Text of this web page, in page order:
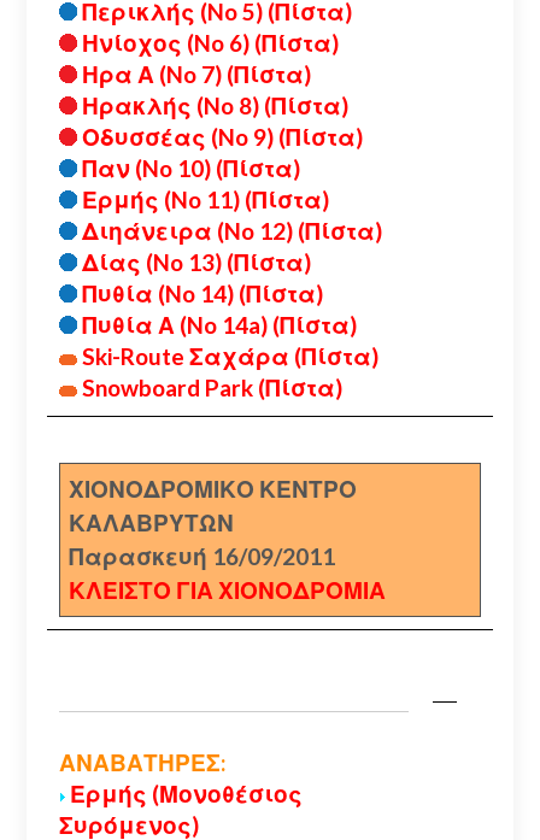
Περικλής (No 5) (Πίστα)
Ηνίοχος (No 6) (Πίστα)
Ηρα Α (No 7) (Πίστα)
Ηρακλής (No 8) (Πίστα)
Οδυσσέας (No 9) (Πίστα)
Παν (No 10) (Πίστα)
Ερμής (No 11) (Πίστα)
Διηάνειρα (No 12) (Πίστα)
Δίας (No 13) (Πίστα)
Πυθία (No 14) (Πίστα)
Πυθία Α (No 14a) (Πίστα)
Ski-Route Σαχάρα (Πίστα)
Snowboard Park (Πίστα)
ΧΙΟΝΟΔΡΟΜΙΚΟ ΚΕΝΤΡΟ
ΚΑΛΑΒΡΥΤΩΝ
Παρασκευή 16/09/2011
ΚΛΕΙΣΤΟ ΓΙΑ ΧΙΟΝΟΔΡΟΜΙΑ
ΑΝΑΒΑΤΗΡΕΣ:
Ερμής (Μονοθέσιος
Συρόμενος)